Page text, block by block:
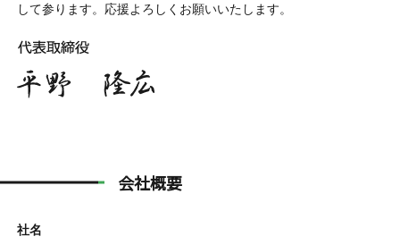
して参ります。応援よろしくお願いいたします。
会社概要
社名